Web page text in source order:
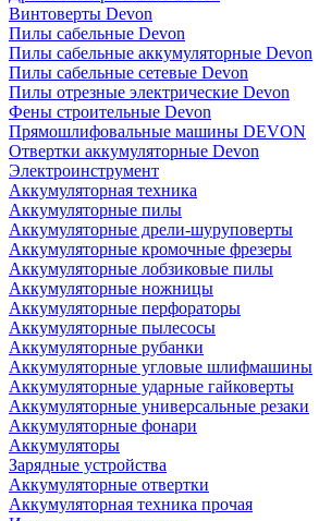
Винтоверты Devon
Пилы сабельные Devon
Пилы сабельные аккумуляторные Devon
Пилы сабельные сетевые Devon
Пилы отрезные электрические Devon
Фены строительные Devon
Прямошлифовальные машины DEVON
Отвертки аккумуляторные Devon
Электроинструмент
Аккумуляторная техника
Аккумуляторные пилы
Аккумуляторные дрели-шуруповерты
Аккумуляторные кромочные фрезеры
Аккумуляторные лобзиковые пилы
Аккумуляторные ножницы
Аккумуляторные перфораторы
Аккумуляторные пылесосы
Аккумуляторные рубанки
Аккумуляторные угловые шлифмашины
Аккумуляторные ударные гайковерты
Аккумуляторные универсальные резаки
Аккумуляторные фонари
Аккумуляторы
Зарядные устройства
Аккумуляторные отвертки
Аккумуляторная техника прочая